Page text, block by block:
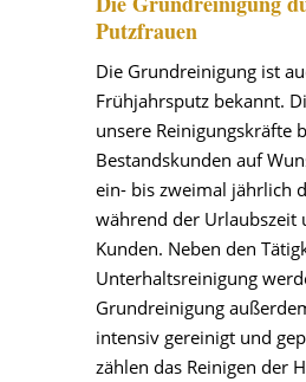
Putzfrauen
Die Grundreinigung ist
Frühjahrsputz bekannt.
unsere Reinigungskräfte
Bestandskunden auf
ein- bis zweimal jährlich
während der Urlaubszeit
Kunden. Neben den
Unterhaltsreinigung
Grundreinigung
intensiv gereinigt und
zählen das Reinigen der